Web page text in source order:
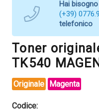
Hai
(+39)
telefonico
Toner
TK540
Originale Magenta
Codice: